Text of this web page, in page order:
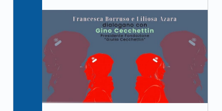
Link identifier archive #link-archive-thumb-soap-17140